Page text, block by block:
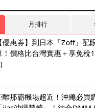
月排行
【優惠券】到日本「Zoff」配
！價格比台灣實惠＋享免稅
離那霸機場超近！沖繩必買